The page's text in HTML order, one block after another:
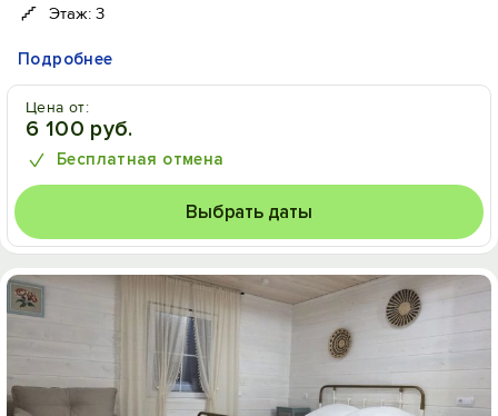
Этаж: 3
Подробнее
Цена от:
6 100 руб.
Бесплатная отмена
Выбрать даты